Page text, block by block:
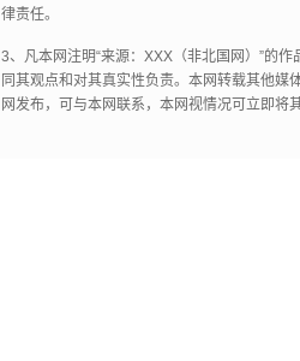
律责任。
3、凡本网注明“来源：XXX（非北国网）”的
同其观点和对其真实性负责。本网转载其他
网发布，可与本网联系，本网视情况可立即将其